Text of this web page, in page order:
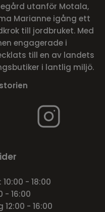
utanför Motala,
Marianne igång ett
till jordbruket. Med
engagerade i
till en av landets
i lantlig miljö.
- 18:00
- 16:00
- 16:00